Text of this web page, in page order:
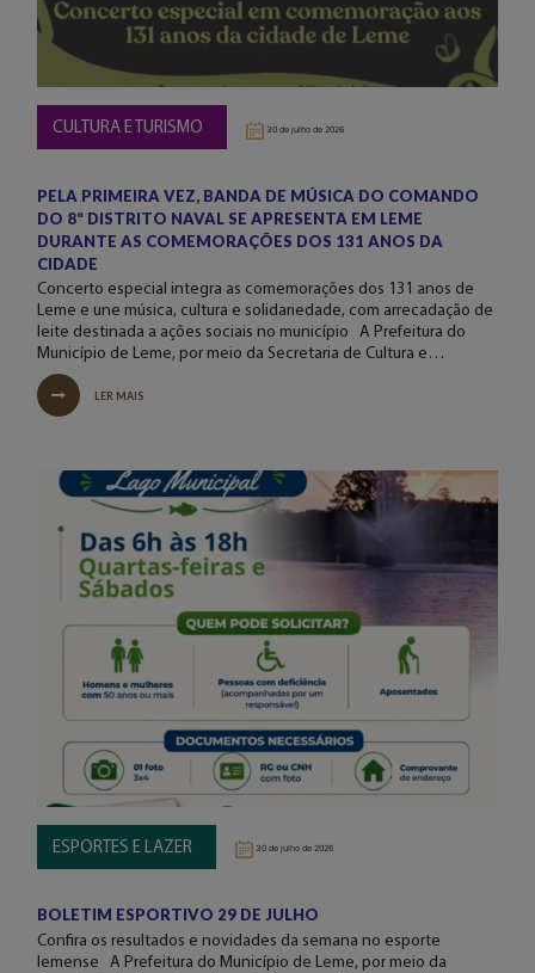
CULTURA E TURISMO 30 de julho de 2026
PELA PRIMEIRA VEZ, BANDA DE MÚSICA DO COMANDO
DO 8º DISTRITO NAVAL SE APRESENTA EM LEME
DURANTE AS COMEMORAÇÕES DOS 131 ANOS DA
CIDADE
Concerto especial integra as comemorações dos 131 anos de
Leme e une música, cultura e solidariedade, com arrecadação de
leite destinada a ações sociais no município A Prefeitura do
Município de Leme, por meio da Secretaria de Cultura e…
LER MAIS
ESPORTES E LAZER 30 de julho de 2026
BOLETIM ESPORTIVO 29 DE JULHO
Confira os resultados e novidades da semana no esporte
lemense A Prefeitura do Município de Leme, por meio da